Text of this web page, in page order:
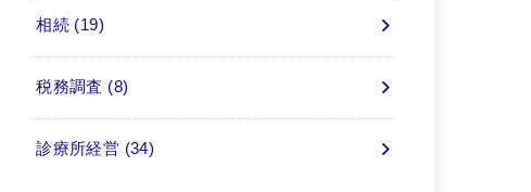
相続 (19)
税務調査 (8)
診療所経営 (34)